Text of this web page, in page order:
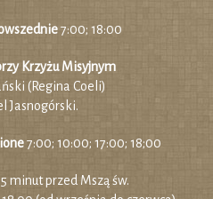
7:00; 18:00
Krzyżu Misyjnym
(Regina Coeli)
Jasnogórski.
7:00; 10:00; 17:00; 18;00
minut przed Mszą św.